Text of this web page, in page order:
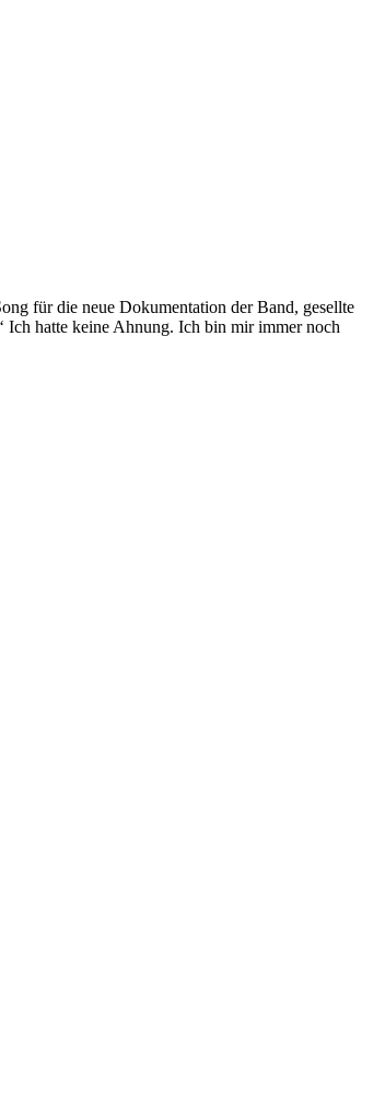
für die neue Dokumentation der Band, gesellte
Ich hatte keine Ahnung. Ich bin mir immer noch